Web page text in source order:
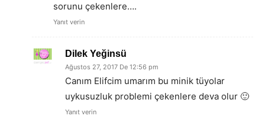
sorunu çekenlere….
Yanıt verin
Dilek Yeğinsü
Ağustos 27, 2017 De 12:56 pm
Canım Elifcim umarım bu minik tüyolar
uykusuzluk problemi çekenlere deva olur 🙂
Yanıt verin